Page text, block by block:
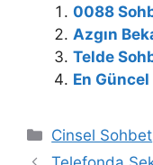
0088
Azgın
Telde
En Güncel
Kategoriler
Cinsel Sohbet